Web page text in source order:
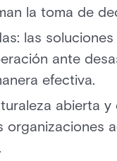
la toma de
las
ante
efectiva.
abierta
organizaciones